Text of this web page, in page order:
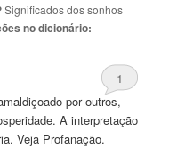
Significados dos sonhos
no dicionário:
1
por outros,
A interpretação
Veja Profanação.